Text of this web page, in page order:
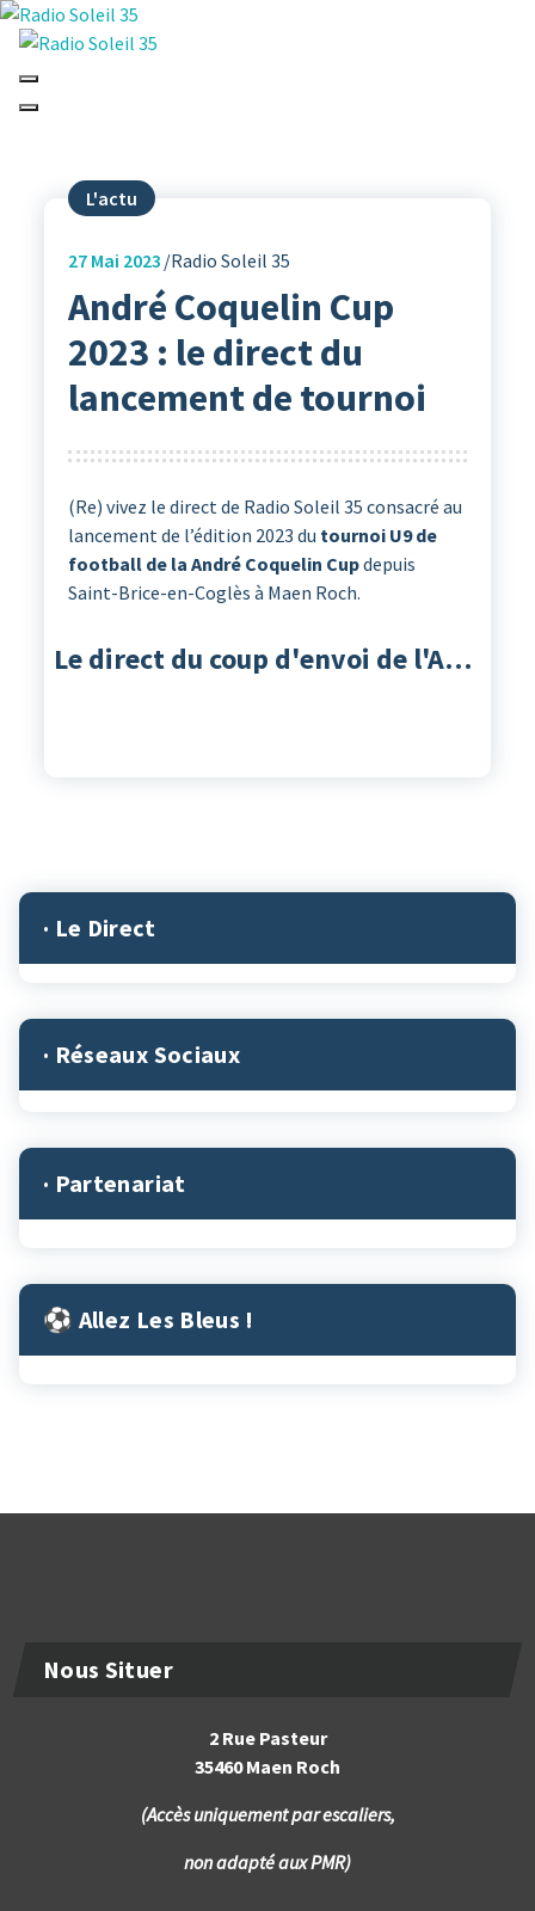
Aller
contenu
La Radio Des Marches de Bretagne !
L'actu
27Mai 2023 Radio Soleil 35
André Coquelin Cup
2023 : le direct du
lancement de tournoi
(Re) vivez le direct de Radio Soleil 35 consacré au
lancement de l’édition 2023 du tournoi U9 de
football de la André Coquelin Cupdepuis
Saint-Brice-en-Coglès à Maen Roch.
Le direct du coup d'envoi de l'ACC 2023
· Le Direct
· Réseaux Sociaux
· Partenariat
⚽︎ Allez Les Bleus !
Nous Situer
2 Rue Pasteur
35460 Maen Roch
(Accès uniquement par escaliers,
non adapté aux PMR)